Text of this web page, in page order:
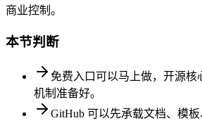
商业控制。
本节判断
免费入口可以马上做，开源核
机制准备好。
GitHub 可以先承载文档、模